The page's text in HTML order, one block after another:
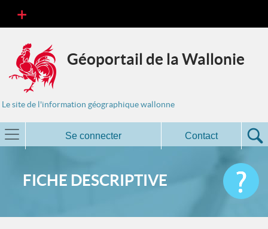
Géoportail de la Wallonie
Le site de l'information géographique wallonne
Se connecter Contact
FICHE DESCRIPTIVE